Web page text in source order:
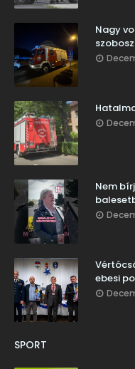
Nagy
Nem
ebesi
SPORT